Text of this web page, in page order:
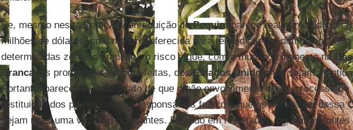
Se, mesmo nessa frente, a contribuição dePequimparece realmente ridícula
milhões de dólares, uma ninharia oferecida para reivindicar um domínio político
determinadas zonas do mundo), o risco é que, com a mudança iminente na
Branca , as promessas, embora feitas, dosEstados Unidosnão sejam
Portanto, parece evidente o fato de que o não envolvimento nesse processo de
restituição dos primeiríssimos responsáveis faz com que os resultados dessa
sejam mais uma vez decepcionantes. Falando em resultados, por várias fontes